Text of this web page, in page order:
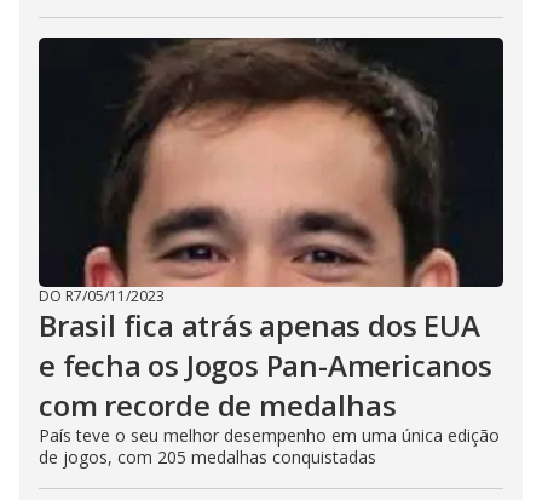
DO R7/05/11/2023
Brasil fica atrás apenas dos EUA
e fecha os Jogos Pan-Americanos
com recorde de medalhas
País teve o seu melhor desempenho em uma única edição
de jogos, com 205 medalhas conquistadas